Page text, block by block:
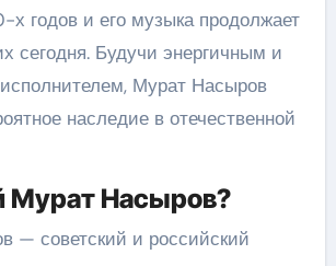
х годов и его музыка продолжает
сегодня. Будучи энергичным и
Мурат Насыров
наследие в отечественной
Мурат Насыров?
— советский и российский